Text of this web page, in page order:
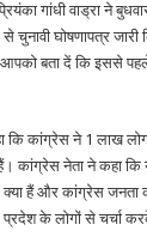
विधान
जनघोषणा
पत्र’,
जाने
गांधी वाड्रा ने
चुनावी घोषणापत्र
बता दें कि इससे पहले
कि कांग्रेस ने 1 लाख
कांग्रेस नेता ने कहा कि
हैं और कांग्रेस जनता
के लोगों से चर्चा